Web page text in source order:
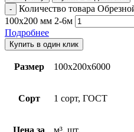
Количество товара
100х200 мм 2-6м
Подробнее
Купить в один клик
Размер 100х200х6000
Сорт 1 сорт, ГОСТ
Цена за м³, шт.